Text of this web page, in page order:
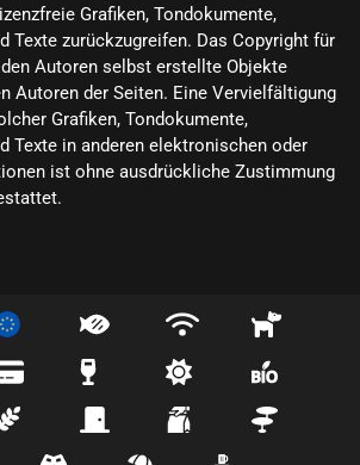
Grafiken, Tondokumente,
Texte zurückzugreifen. Das Copyright für
Autoren selbst erstellte Objekte
Autoren der Seiten. Eine Vervielfältigung
Grafiken, Tondokumente,
Texte in anderen elektronischen oder
ist ohne ausdrückliche Zustimmung